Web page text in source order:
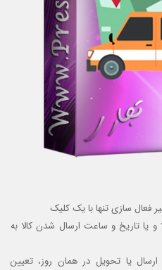
فعال سازی تنها با یک کلیک
یا تاریخ و ساعت ارسال شدن کالا به
ارسال یا تحویل در همان روز، تعیین